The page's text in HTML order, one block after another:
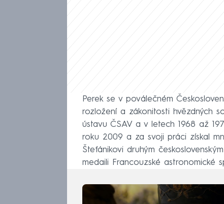
Perek se v poválečném
rozložení a zákonitosti hvězdných
ústavu ČSAV a v letech 1968 až
roku 2009 a za svoji práci získal
Štefánikovi druhým
medaili Francouzské astronomické